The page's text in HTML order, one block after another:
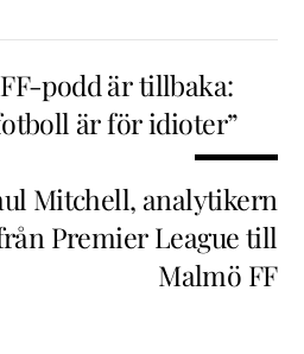
podd är tillbaka:
är för idioter”
Mitchell, analytikern
Premier League till
Malmö FF